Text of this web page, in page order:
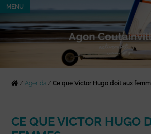
MENU
/Agenda /Ce que Victor Hugo doit aux
CE QUE VICTOR HUGO